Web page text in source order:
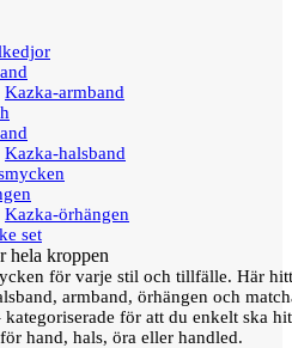
Kazka-armband
Kazka-halsband
Kazka-örhängen
set
hela kroppen
för varje stil och tillfälle. Här
armband, örhängen och
kategoriserade för att du enkelt ska
hand, hals, öra eller handled.